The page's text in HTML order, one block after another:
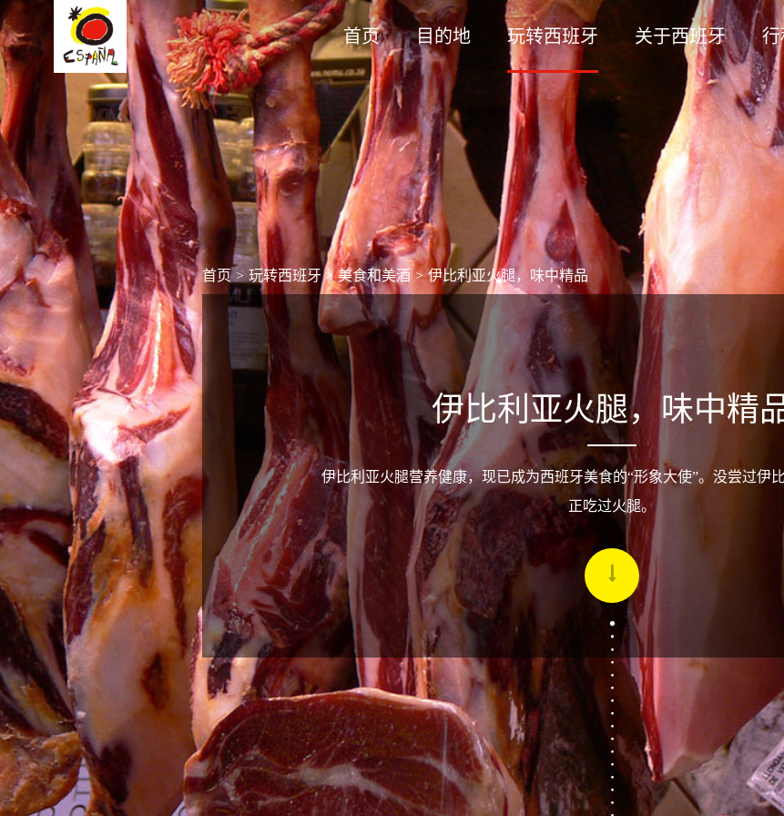
首页 目的地 玩转西班牙 关于西班牙 行
首页 > 玩转西班牙 > 美食和美酒 > 伊比利亚火腿，味中精品
伊比利亚火腿，味中精
伊比利亚火腿营养健康，现已成为西班牙美食的“形象大使”。没尝过伊
正吃过火腿。